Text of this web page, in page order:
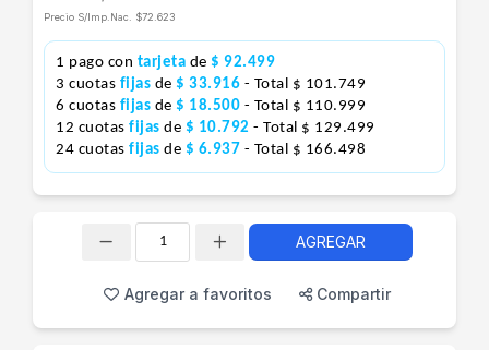
Precio S/Imp.Nac. $72.623
1 pago con tarjeta de $ 92.499
3 cuotas fijas de $ 33.916 - Total $ 101.749
6 cuotas fijas de $ 18.500 - Total $ 110.999
12 cuotas fijas de $ 10.792 - Total $ 129.499
24 cuotas fijas de $ 6.937 - Total $ 166.498
AGREGAR
Agregar a favoritos Compartir